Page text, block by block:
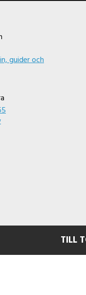
guider och
TILL